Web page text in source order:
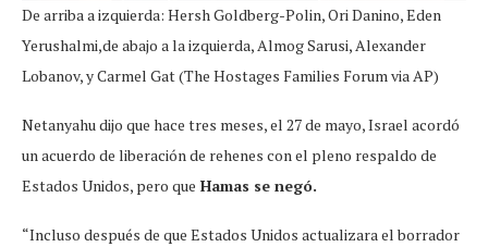
De arriba a izquierda: Hersh Goldberg-Polin, Ori Danino, Eden
Yerushalmi,de abajo a la izquierda, Almog Sarusi, Alexander
Lobanov, y Carmel Gat (The Hostages Families Forum via AP)
Netanyahu dijo que hace tres meses, el 27 de mayo, Israel acordó
un acuerdo de liberación de rehenes con el pleno respaldo de
Estados Unidos, pero que Hamas se negó.
“Incluso después de que Estados Unidos actualizara el borrador